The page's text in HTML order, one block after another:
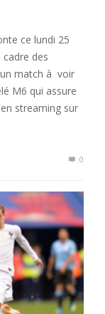
ce lundi 25
cadre des
un match à voir
M6 qui assure
streaming sur
0